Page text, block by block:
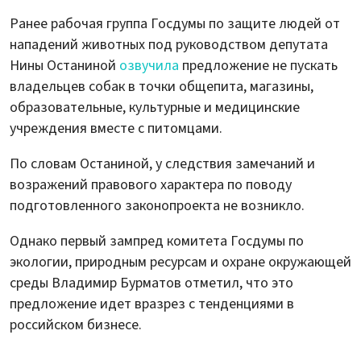
Ранее рабочая группа Госдумы по защите людей от
нападений животных под руководством депутата
Нины Останиной озвучила предложение не пускать
владельцев собак в точки общепита, магазины,
образовательные, культурные и медицинские
учреждения вместе с питомцами.
По словам Останиной, у следствия замечаний и
возражений правового характера по поводу
подготовленного законопроекта не возникло.
Однако первый зампред комитета Госдумы по
экологии, природным ресурсам и охране окружающей
среды Владимир Бурматов отметил, что это
предложение идет вразрез с тенденциями в
российском бизнесе.